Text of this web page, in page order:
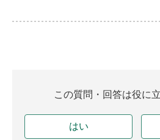
この質問・回答は役に
はい